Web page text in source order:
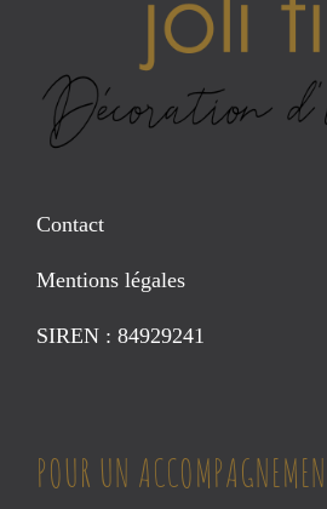
Contact
Mentions légales
SIREN : 84929241
POUR UN